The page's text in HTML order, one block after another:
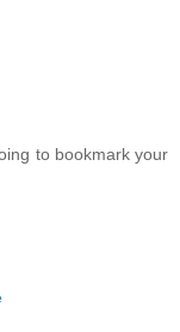
to bookmark your